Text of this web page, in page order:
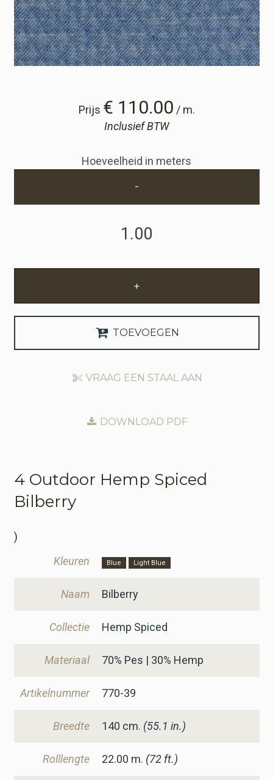
Prijs € 110.00 / m.
Inclusief BTW
Hoeveelheid in meters
-
+
TOEVOEGEN
VRAAG EEN STAAL AAN
DOWNLOAD PDF
4 Outdoor Hemp Spiced
Bilberry
)
Kleuren
Blue Light Blue
Naam Bilberry
Collectie Hemp Spiced
Materiaal 70% Pes | 30% Hemp
Artikelnummer 770-39
Breedte 140 cm. (55.1 in.)
Rolllengte 22.00 m. (72 ft.)
Winkelwagen
Winkelwagen
Staalaanvraag
Zakelijke Account Aanvragen